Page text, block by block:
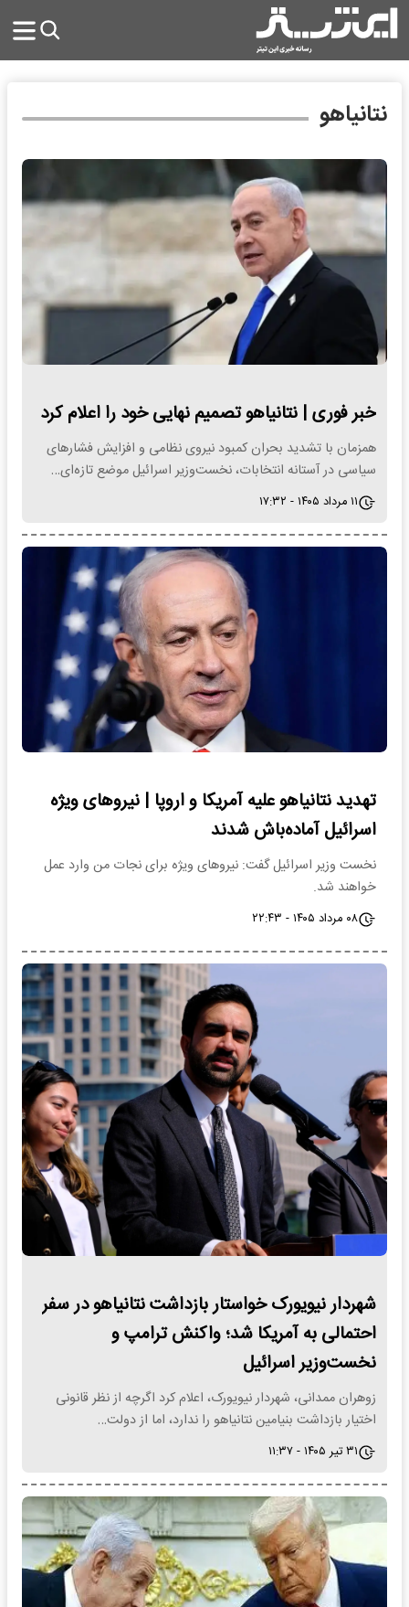
نتانیاهو
خبر فوری | نتانیاهو تصمیم نهایی خود را اعلام کرد
همزمان با تشدید بحران کمبود نیروی نظامی و افزایش فشار‌های
سیاسی در آستانه انتخابات، نخست‌وزیر اسرائیل موضع تازه‌ای…
۱۱ مرداد ۱۴۰۵ - ۱۷:۳۲
تهدید نتانیاهو علیه آمریکا و اروپا | نیروهای ویژه
اسرائیل آماده‌باش شدند
نخست وزیر اسرائیل گفت: نیروهای ویژه برای نجات من وارد عمل
خواهند شد.
۰۸ مرداد ۱۴۰۵ - ۲۲:۴۳
شهردار نیویورک خواستار بازداشت نتانیاهو در سفر
احتمالی به آمریکا شد؛ واکنش ترامپ و
نخست‌وزیر اسرائیل
زوهران ممدانی، شهردار نیویورک، اعلام کرد اگرچه از نظر قانونی
اختیار بازداشت بنیامین نتانیاهو را ندارد، اما از دولت…
۳۱ تیر ۱۴۰۵ - ۱۱:۳۷